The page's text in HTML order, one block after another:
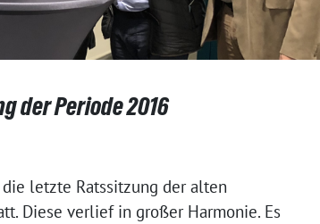
der Periode 2016
letzte Ratssitzung der alten
Diese verlief in großer Harmonie. Es